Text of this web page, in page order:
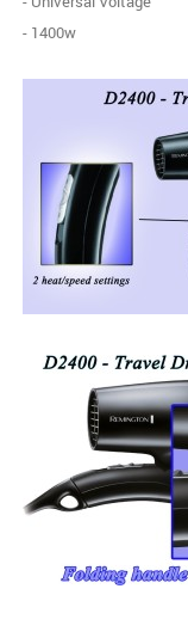
- 1400w